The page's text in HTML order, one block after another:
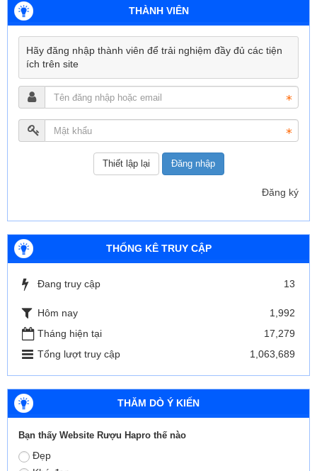
THÀNH VIÊN
Hãy đăng nhập thành viên để trải nghiệm đầy đủ các tiện
ích trên site
Đăng nhập
Đăng ký
THỐNG KÊ TRUY CẬP
Đang truy cập 13
Hôm nay
1,992
Tháng hiện tại
17,279
Tổng lượt truy cập
1,063,689
THĂM DÒ Ý KIẾN
Bạn thấy Website Rượu Hapro thế nào
Đẹp